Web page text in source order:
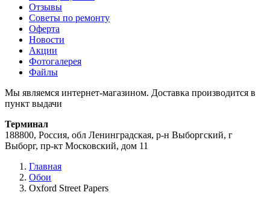
Отзывы
Советы по ремонту
Оферта
Новости
Акции
Фотогалерея
Файлы
Мы являемся интернет-магазином. Доставка производится в
пункт выдачи
Терминал
188800, Россия, обл Ленинградская, р-н Выборгский, г
Выборг, пр-кт Московский, дом 11
Главная
Обои
Oxford Street Papers